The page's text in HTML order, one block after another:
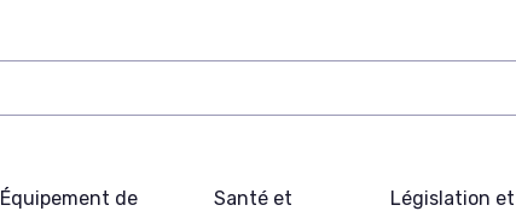
Équipement de
Santé et
Législation et